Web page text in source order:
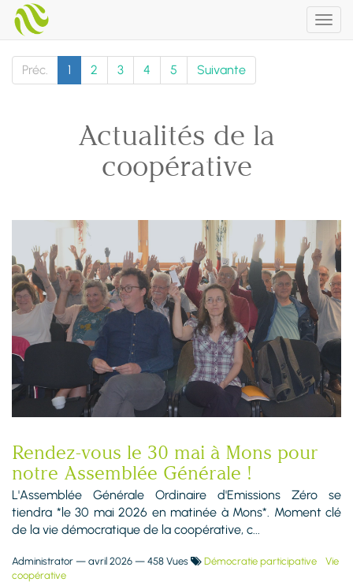
Préc. 1 2 3 4 5 Suivante
Actualités de la
coopérative
Rendez-vous le 30 mai à Mons pour
notre Assemblée Générale !
L'Assemblée Générale Ordinaire d'Emissions Zéro se
tiendra *le 30 mai 2026 en matinée à Mons*. Moment clé
de la vie démocratique de la coopérative, c...
Administrator — avril 2026 — 458 Vues Démocratie participative
Vie
coopérative